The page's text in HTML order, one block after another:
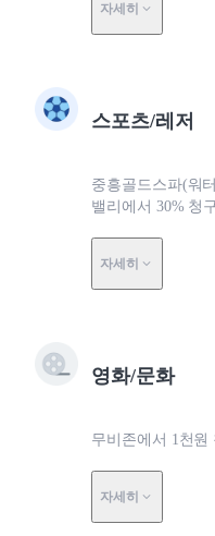
자세히
스포츠/레저
중흥골드스파(워
밸리에서 30% 청
자세히
영화/문화
무비존에서 1천원
자세히